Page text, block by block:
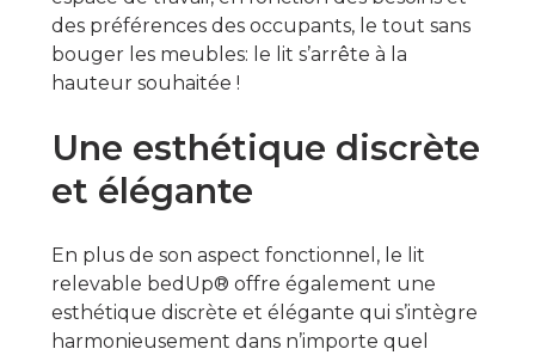
des préférences des occupants, le tout sans
bouger les meubles: le lit s’arrête à la
hauteur souhaitée !
Une esthétique discrète
et élégante
En plus de son aspect fonctionnel, le lit
relevable bedUp® offre également une
esthétique discrète et élégante qui s’intègre
harmonieusement dans n’importe quel